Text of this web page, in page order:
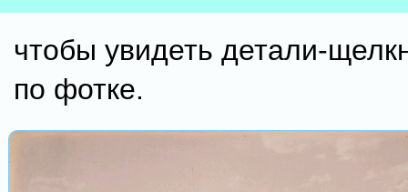
чтобы увидеть детали-
по фотке.